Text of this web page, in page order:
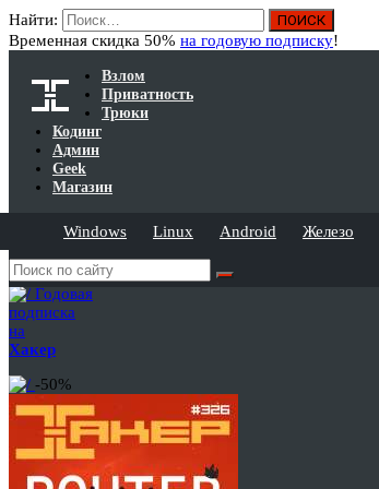
Найти:
Временная скидка 50% на годовую подписку!
Взлом
Приватность
Трюки
Кодинг
Админ
Geek
Магазин
Windows Linux Android Железо
Годовая
подписка
на
Хакер
-50%